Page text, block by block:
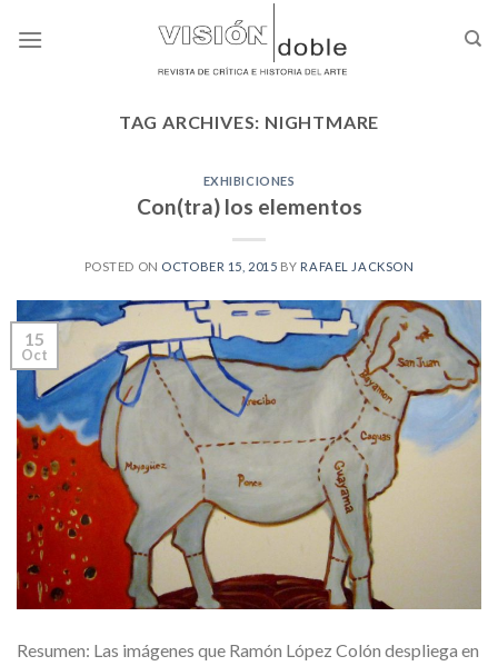
TAG ARCHIVES: NIGHTMARE
EXHIBICIONES
Con(tra) los elementos
POSTED ON OCTOBER 15, 2015 BY RAFAEL JACKSON
15
Oct
Resumen: Las imágenes que Ramón López Colón despliega en